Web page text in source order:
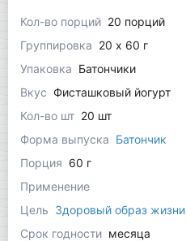
Кол-во порций 20 порций
Группировка 20 x 60 г
Упаковка Батончики
Вкус Фисташковый йогурт
Кол-во шт 20 шт
Форма выпуска Батончик
Порция 60 г
Применение
Цель Здоровый образ жизни
Срок годности месяца